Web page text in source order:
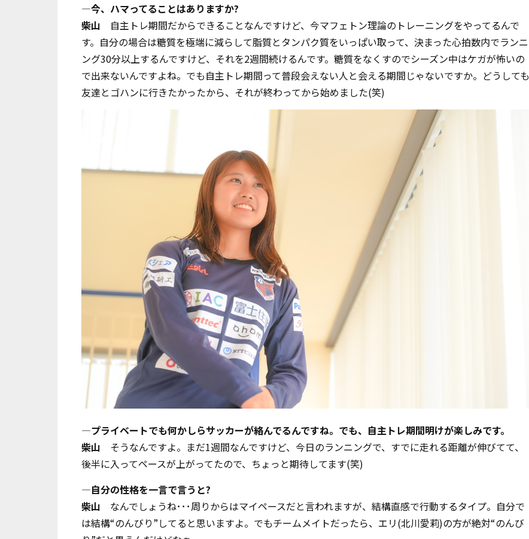
―今、ハマってることはありますか?
柴山 自主トレ期間だからできることなんですけど、今マフェトン理論のトレーニングをやってるんで
す。自分の場合は糖質を極端に減らして脂質とタンパク質をいっぱい取って、決まった心拍数内でランニ
ング30分以上するんですけど、それを2週間続けるんです。糖質をなくすのでシーズン中はケガが怖いの
で出来ないんですよね。でも自主トレ期間って普段会えない人と会える期間じゃないですか。どうしても
友達とゴハンに行きたかったから、それが終わってから始めました(笑)
―プライベートでも何かしらサッカーが絡んでるんですね。でも、自主トレ期間明けが楽しみです。
柴山 そうなんですよ。まだ1週間なんですけど、今日のランニングで、すでに走れる距離が伸びてて、
後半に入ってペースが上がってたので、ちょっと期待してます(笑)
―自分の性格を一言で言うと?
柴山 なんでしょうね･･･周りからはマイペースだと言われますが、結構直感で行動するタイプ。自分で
は結構“のんびり”してると思いますよ。でもチームメイトだったら、エリ(北川愛莉)の方が絶対“のんび